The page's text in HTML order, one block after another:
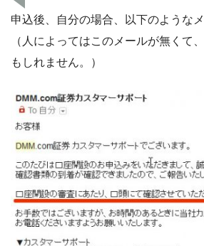
申込後、自分の場合、以下のような
（人によってはこのメールが無くて
もしれません。）